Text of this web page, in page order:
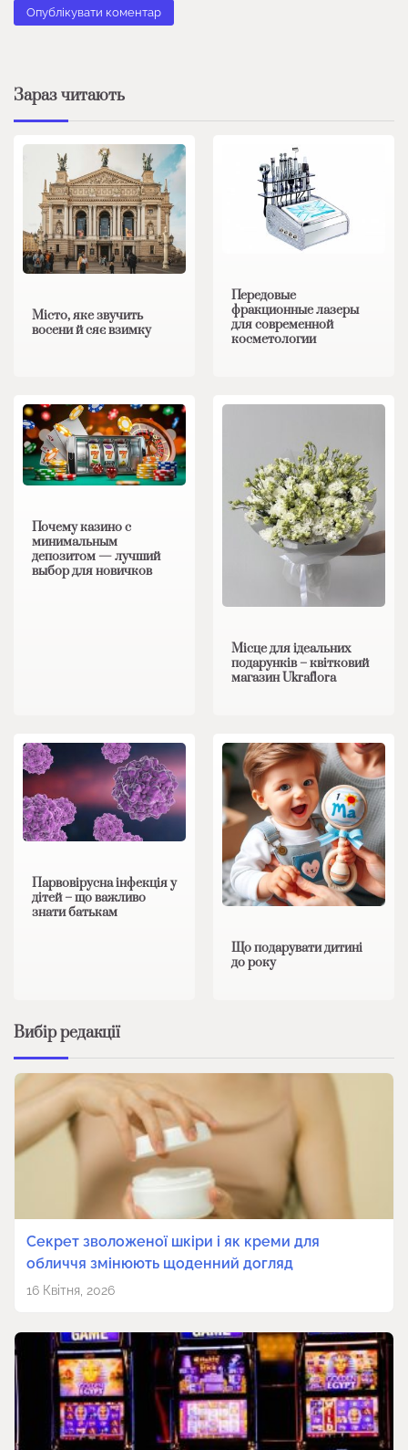
Зараз читають
Місто, яке звучить
восени й сяє взимку
Передовые
фракционные лазеры
для современной
косметологии
Почему казино с
минимальным
депозитом — лучший
выбор для новичков
Місце для ідеальних
подарунків – квітковий
магазин Ukraflora
Парвовірусна інфекція у
дітей – що важливо
знати батькам
Що подарувати дитині
до року
Вибір редакції
Секрет зволоженої шкіри і як креми для
обличчя змінюють щоденний догляд
16 Квітня, 2026